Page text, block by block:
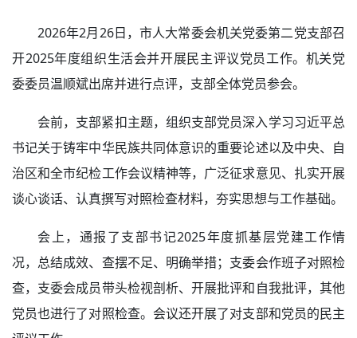
2026年2月26日，市人大常委会机关党委第二党支部召
开2025年度组织生活会并开展民主评议党员工作。机关党
委委员温顺斌出席并进行点评，支部全体党员参会。
会前，支部紧扣主题，组织支部党员深入学习习近平总
书记关于铸牢中华民族共同体意识的重要论述以及中央、自
治区和全市纪检工作会议精神等，广泛征求意见、扎实开展
谈心谈话、认真撰写对照检查材料，夯实思想与工作基础。
会上，通报了支部书记2025年度抓基层党建工作情
况，总结成效、查摆不足、明确举措；支委会作班子对照检
查，支委会成员带头检视剖析、开展批评和自我批评，其他
党员也进行了对照检查。会议还开展了对支部和党员的民主